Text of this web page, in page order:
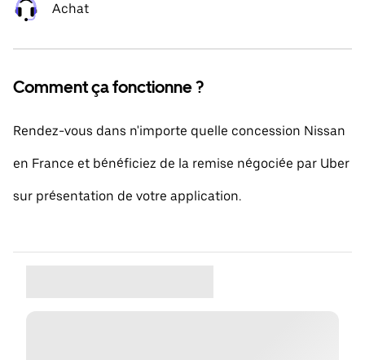
Achat
Comment ça fonctionne ?
Rendez-vous dans n'importe quelle concession Nissan
en France et bénéficiez de la remise négociée par Uber
sur présentation de votre application.